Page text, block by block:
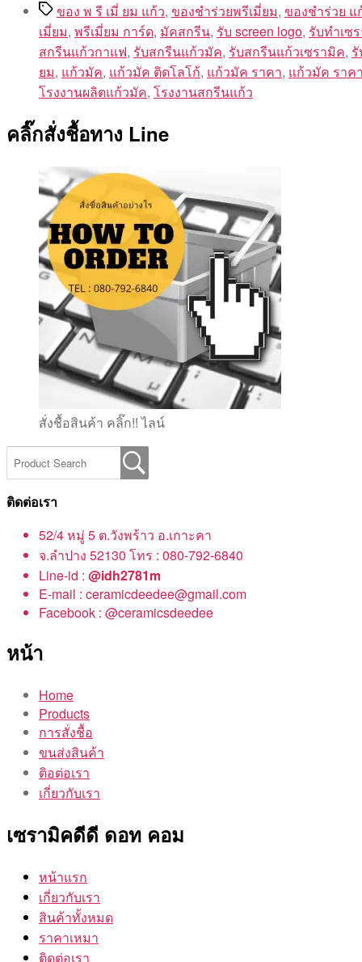
Tagsของ พ รี เมี่ ยม แก้ว, ของชำร่วยพรีเมี่ยม, ของชําร่วย
เมี่ยม, พรีเมี่ยม การ์ด, มัคสกรีน, รับ screen logo, รับทำเซ
สกรีนแก้วกาแฟ, รับสกรีนแก้วมัค, รับสกรีนแก้วเซรามิค,
ยม, แก้วมัค, แก้วมัค ติดโลโก้, แก้วมัค ราคา, แก้วมัค ราค
โรงงานผลิตแก้วมัค, โรงงานสกรีนแก้ว
คลิ๊กสั่งชื้อทาง Line
สั่งชื้อสินค้า คลิ๊ก!! ไลน์
ติดต่อเรา
52/4 หมู่ 5 ต.วังพร้าว อ.เกาะคา
จ.ลำปาง 52130 โทร : 080-792-6840
Line-id : @idh2781m
E-mail : ceramicdeedee@gmail.com
Facebook : @ceramicsdeedee
หน้า
Home
Products
การสั่งชื้อ
ขนส่งสินค้า
ติอต่อเรา
เกี่ยวกับเรา
เซรามิคดีดี ดอท คอม
หน้าแรก
เกี่ยวกับเรา
สินค้าทั้งหมด
ราคาเหมา
ติดต่อเรา